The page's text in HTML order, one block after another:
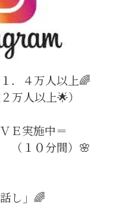
．４万人以上🌈
万人以上🌟）
Ｅ実施中＝
（１０分間）🌸
」🌈